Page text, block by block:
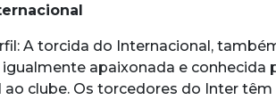
A torcida do Internacional,
igualmente apaixonada e conhecida
ao clube. Os torcedores do Inter